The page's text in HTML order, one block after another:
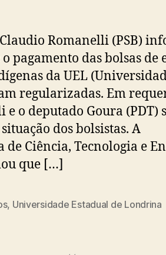
Romanelli (PSB)
pagamento das bolsas de
da UEL
regularizadas. Em
e o deputado Goura (PDT)
dos bolsistas. A
Ciência, Tecnologia e
que […]
, Universidade Estadual de Londrina